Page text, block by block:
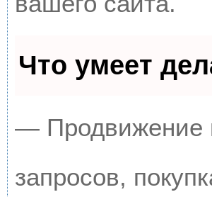
Что умеет
— Продвижение
запросов,